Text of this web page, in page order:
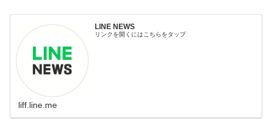
LINE NEWS
リンクを開くにはこちらをタップ
liff.line.me